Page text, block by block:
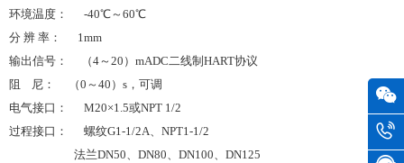
环境温度： -40℃～60℃
分 辨 率： 1mm
输出信号： （4～20）mADC二线制HART协议
阻 尼： （0～40）s，可调
电气接口： M20×1.5或NPT 1/2
过程接口： 螺纹G1-1/2A、NPT1-1/2
法兰DN50、DN80、DN100、DN125